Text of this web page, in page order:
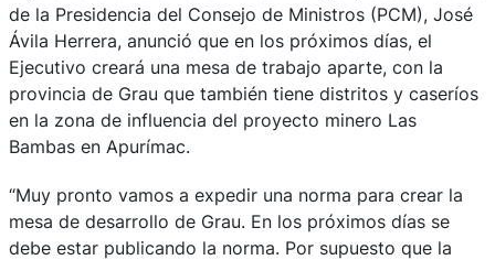
de la Presidencia del Consejo de Ministros (PCM), José
Ávila Herrera, anunció que en los próximos días, el
Ejecutivo creará una mesa de trabajo aparte, con la
provincia de Grau que también tiene distritos y caseríos
en la zona de influencia del proyecto minero Las
Bambas en Apurímac.
“Muy pronto vamos a expedir una norma para crear la
mesa de desarrollo de Grau. En los próximos días se
debe estar publicando la norma. Por supuesto que la